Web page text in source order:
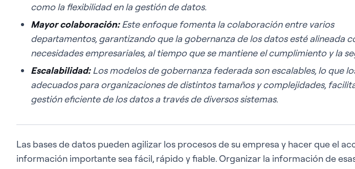
como la flexibilidad en la gestión de datos.
Mayor colaboración:Este enfoque fomenta la colaboración entre varios
departamentos, garantizando que la gobernanza de los datos esté alineada
necesidades empresariales, al tiempo que se mantiene el cumplimiento y la
Escalabilidad: Los modelos de gobernanza federada son escalables, lo que
adecuados para organizaciones de distintos tamaños y complejidades,
gestión eficiente de los datos a través de diversos sistemas.
Las bases de datos pueden agilizar los procesos de su empresa y hacer que el
información importante sea fácil, rápido y fiable. Organizar la información de